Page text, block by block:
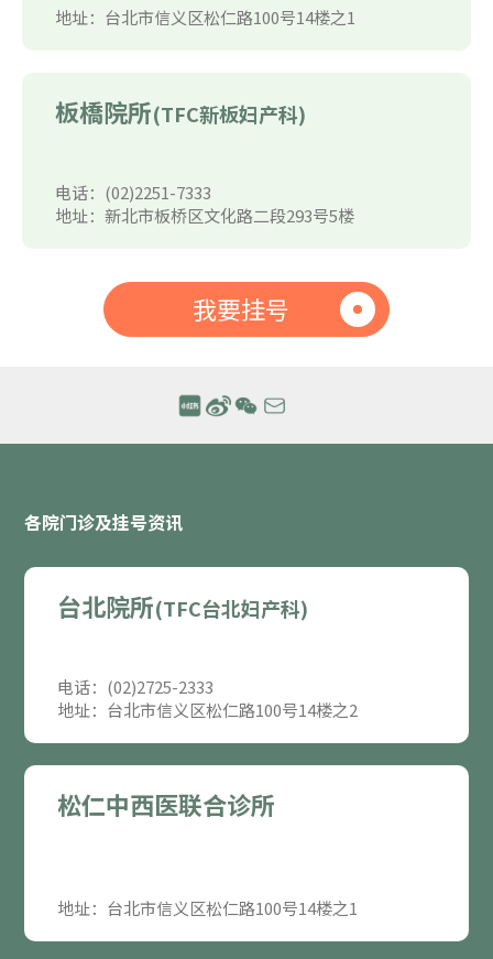
地址：台北市信义区松仁路100号14楼之1
板橋院所(TFC新板妇产科)
电话：(02)2251-7333
地址：新北市板桥区文化路二段293号5楼
我要挂号
各院门诊及挂号资讯
台北院所(TFC台北妇产科)
电话：(02)2725-2333
地址：台北市信义区松仁路100号14楼之2
松仁中西医联合诊所
地址：台北市信义区松仁路100号14楼之1